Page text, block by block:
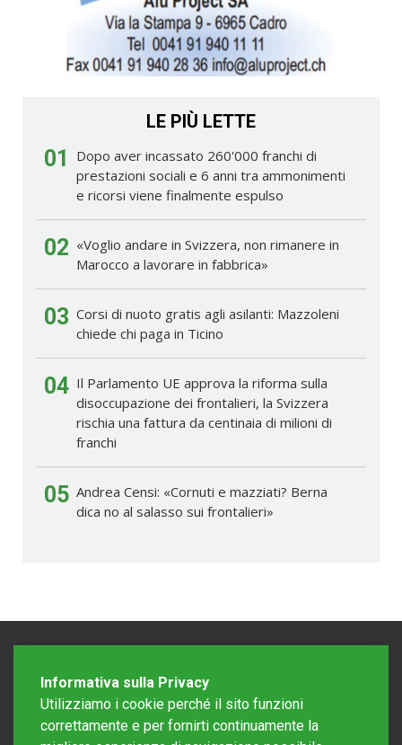
LE PIÙ LETTE
01
Dopo aver incassato 260'000 franchi di
prestazioni sociali e 6 anni tra ammonimenti
e ricorsi viene finalmente espulso
02 «Voglio andare in Svizzera, non rimanere in
Marocco a lavorare in fabbrica»
03 Corsi di nuoto gratis agli asilanti: Mazzoleni
chiede chi paga in Ticino
04 Il Parlamento UE approva la riforma sulla
disoccupazione dei frontalieri, la Svizzera
rischia una fattura da centinaia di milioni di
franchi
05 Andrea Censi: «Cornuti e mazziati? Berna
dica no al salasso sui frontalieri»
Informativa sulla Privacy
Utilizziamo i cookie perché il sito funzioni
correttamente e per fornirti continuamente la